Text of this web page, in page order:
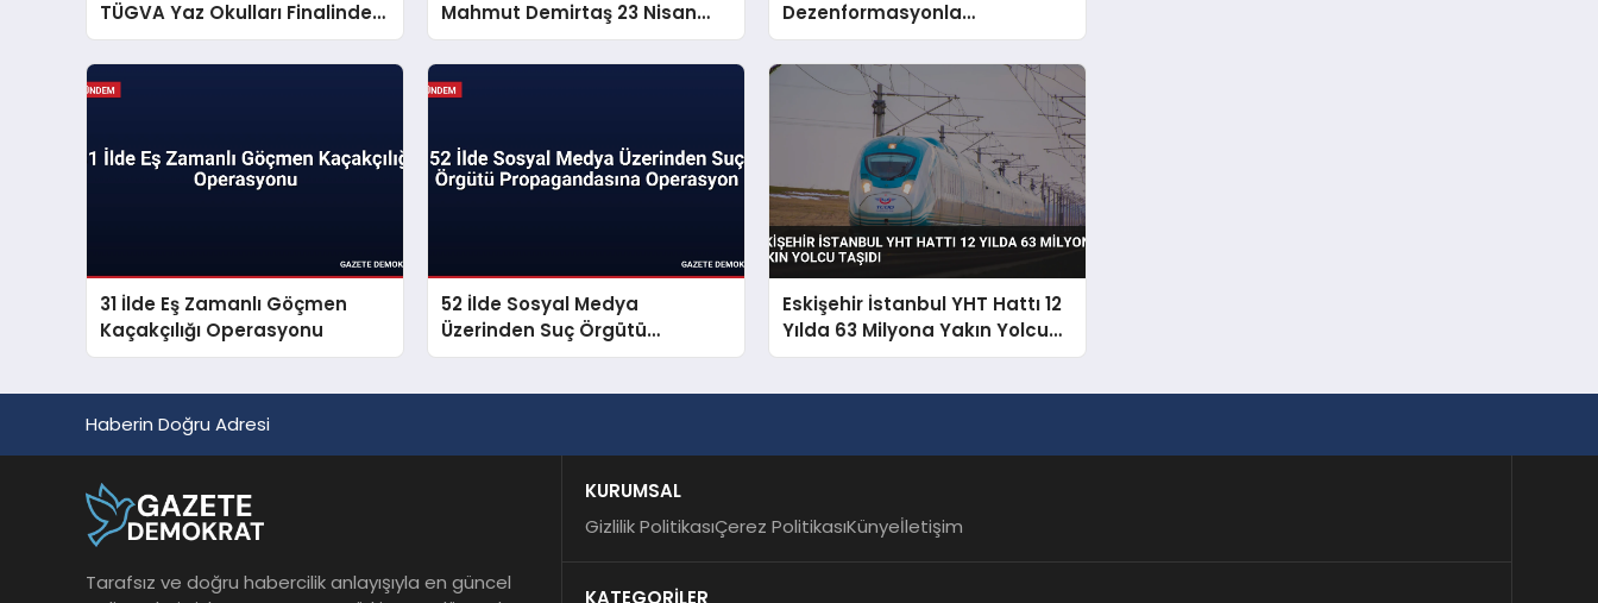
TÜGVA Yaz Okulları Finalinde
Gençlere Seslendi
Mahmut Demirtaş 23 Nisan
Mesajı Yayınladı
Dezenformasyonla
Mücadeleyi Millî Güvenlik
Sorunu Saydı
31 İlde Eş Zamanlı Göçmen
Kaçakçılığı Operasyonu
52 İlde Sosyal Medya
Üzerinden Suç Örgütü
Propagandasına Operasyon
Eskişehir İstanbul YHT Hattı 12
Yılda 63 Milyona Yakın Yolcu
Taşıdı
Haberin Doğru Adresi
Tarafsız ve doğru habercilik anlayışıyla en güncel
KURUMSAL
Gizlilik PolitikasıÇerez PolitikasıKünyeİletişim
KATEGORİLER